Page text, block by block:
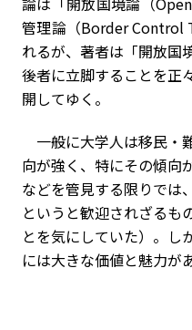
管理論（Border Control
れるが、著者は「開放国
後者に立脚することを正
開してゆく。
一般に大学人は移民・
向が強く、特にその傾向
などを管見する限りでは
というと歓迎されざるも
とを気にしていた）。し
には大きな価値と魅力が